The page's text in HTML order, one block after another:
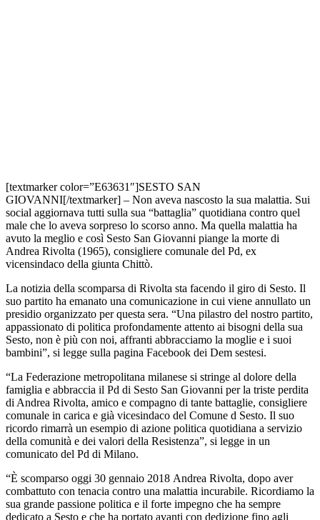
[textmarker color=”E63631″]SESTO SAN
GIOVANNI[/textmarker] – Non aveva nascosto la sua malattia. Sui
social aggiornava tutti sulla sua “battaglia” quotidiana contro quel
male che lo aveva sorpreso lo scorso anno. Ma quella malattia ha
avuto la meglio e così Sesto San Giovanni piange la morte di
Andrea Rivolta (1965), consigliere comunale del Pd, ex
vicensindaco della giunta Chittò.
La notizia della scomparsa di Rivolta sta facendo il giro di Sesto. Il
suo partito ha emanato una comunicazione in cui viene annullato un
presidio organizzato per questa sera. “Una pilastro del nostro partito,
appassionato di politica profondamente attento ai bisogni della sua
Sesto, non è più con noi, affranti abbracciamo la moglie e i suoi
bambini”, si legge sulla pagina Facebook dei Dem sestesi.
“La Federazione metropolitana milanese si stringe al dolore della
famiglia e abbraccia il Pd di Sesto San Giovanni per la triste perdita
di Andrea Rivolta, amico e compagno di tante battaglie, consigliere
comunale in carica e già vicesindaco del Comune d Sesto. Il suo
ricordo rimarrà un esempio di azione politica quotidiana a servizio
della comunità e dei valori della Resistenza”, si legge in un
comunicato del Pd di Milano.
“È scomparso oggi 30 gennaio 2018 Andrea Rivolta, dopo aver
combattuto con tenacia contro una malattia incurabile. Ricordiamo la
sua grande passione politica e il forte impegno che ha sempre
dedicato a Sesto e che ha portato avanti con dedizione fino agli